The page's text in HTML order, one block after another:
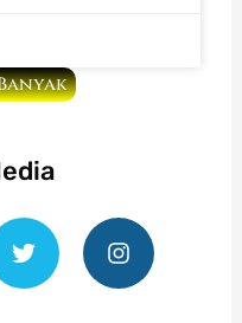
T
w
i
t
I
n
s
t